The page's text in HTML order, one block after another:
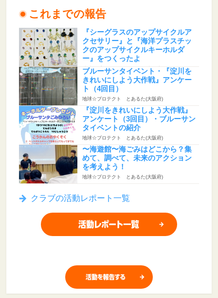
これまでの報告
『シーグラスのアップサイクルア
クセサリー』と『海洋プラスチッ
クのアップサイクルキーホルダ
ー』をつくったよ
地球☆プロテクト とあるた(大阪府)
ブルーサンタイベント・『淀川を
きれいにしよう大作戦』アンケー
ト（4回目）
地球☆プロテクト とあるた(大阪府)
『淀川をきれいにしよう大作戦』
アンケート（3回目）・ブルーサン
タイベントの紹介
地球☆プロテクト とあるた(大阪府)
〜海遊館〜海ごみはどこから？集
めて、調べて、未来のアクション
を考えよう！
地球☆プロテクト とあるた(大阪府)
クラブの活動レポート一覧